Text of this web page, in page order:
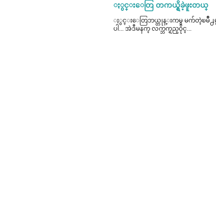
ႏွင္းေတြ တကယ္ရွိခဲ့ဖူးတယ္
ႏွင္းေတြဘယ္တုန္းကမွ မက်တဲ့ၿမိဳ႕မွာ
ပါ... အဲဒီမနက္ လက္ဘက္ရည္ဝိုင္...